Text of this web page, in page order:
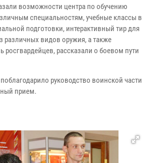
возможности центра по обучению
специальностям, учебные классы в
подготовки, интерактивный тир для
различных видов оружия, а также
рассказали о боевом пути
руководство воинской части
прием.